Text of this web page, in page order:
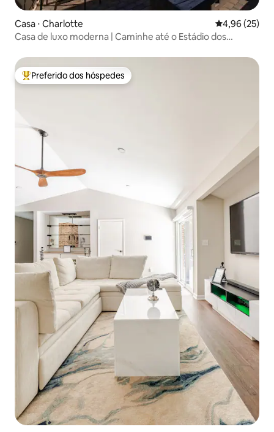
Casa ⋅ Charlotte 4,96 de uma
4,96 (25)
Casa de luxo moderna | Caminhe até o Estádio dos
Entre os melhores preferidos dos hóspedes
Preferido dos hóspedes